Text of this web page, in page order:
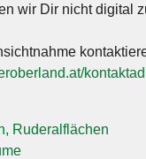
wir Dir nicht digital
Ruderalflächen